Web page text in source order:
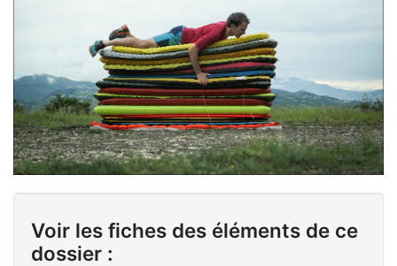
Voir les fiches des éléments de ce
dossier :